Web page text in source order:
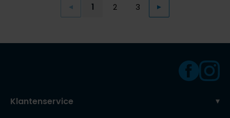
Vorige
1 2 3 Volgende
Klantenservice